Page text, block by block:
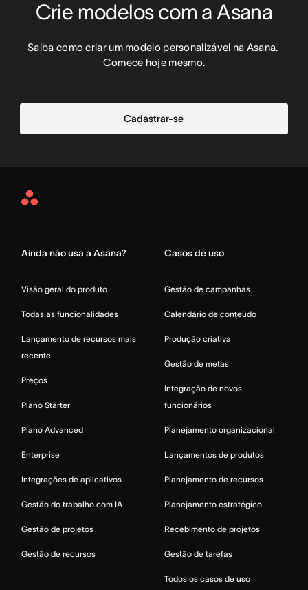
Crie modelos com a Asana
Saiba como criar um modelo personalizável na Asana.
Comece hoje mesmo.
Cadastrar-se
Asana
Ainda não usa a Asana?
Visão geral do produto
Todas as funcionalidades
Lançamento de recursos mais
recente
Preços
Plano Starter
Plano Advanced
Enterprise
Integrações de aplicativos
Gestão do trabalho com IA
Gestão de projetos
Gestão de recursos
Casos de uso
Gestão de campanhas
Calendário de conteúdo
Produção criativa
Gestão de metas
Integração de novos
funcionários
Planejamento organizacional
Lançamentos de produtos
Planejamento de recursos
Planejamento estratégico
Recebimento de projetos
Gestão de tarefas
Todos os casos de uso